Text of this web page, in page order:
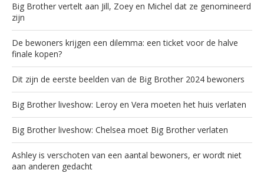
Big Brother vertelt aan Jill, Zoey en Michel dat ze genomineerd
zijn
De bewoners krijgen een dilemma: een ticket voor de halve
finale kopen?
Dit zijn de eerste beelden van de Big Brother 2024 bewoners
Big Brother liveshow: Leroy en Vera moeten het huis verlaten
Big Brother liveshow: Chelsea moet Big Brother verlaten
Ashley is verschoten van een aantal bewoners, er wordt niet
aan anderen gedacht